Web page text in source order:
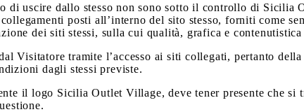
uscire dallo stesso non sono sotto il controllo di Sicilia
posti all’interno del sito stesso, forniti come
dei siti stessi, sulla cui qualità, grafica e
Visitatore tramite l’accesso ai siti collegati, pertanto
dagli stessi previste.
il logo Sicilia Outlet Village, deve tener presente che